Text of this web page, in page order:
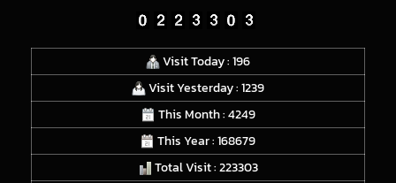
Visit Today : 196
Visit Yesterday : 1239
This Month : 4249
This Year : 168679
Total Visit : 223303